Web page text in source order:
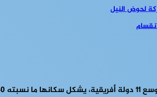
لحوض النيل
أحواض رئيسية: